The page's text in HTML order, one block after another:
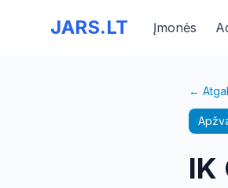
JARS.LT Įmonės
←
IK